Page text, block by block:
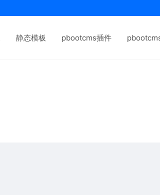
静态模板 pbootcms插件